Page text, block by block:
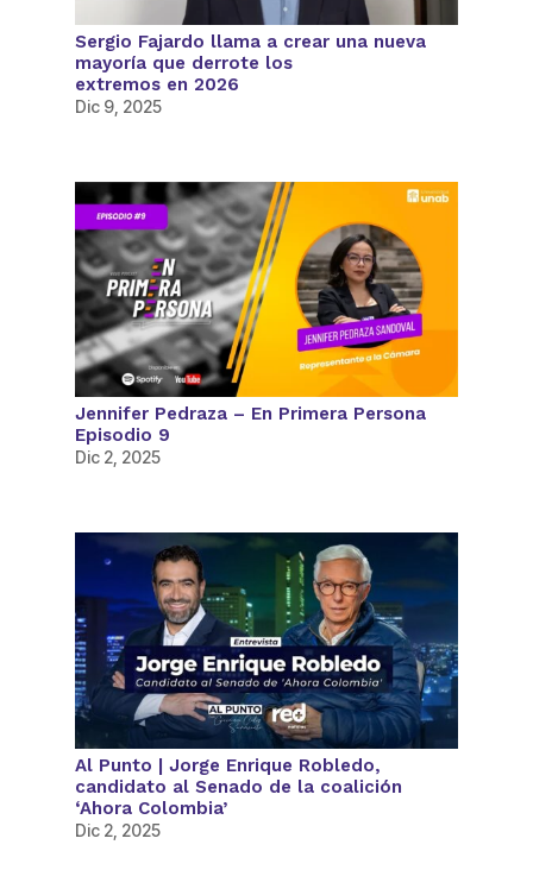
Sergio Fajardo llama a crear una nueva
mayoría que derrote los
extremos en 2026
Dic 9, 2025
Jennifer Pedraza – En Primera Persona
Episodio 9
Dic 2, 2025
Al Punto | Jorge Enrique Robledo,
candidato al Senado de la coalición
‘Ahora Colombia’
Dic 2, 2025